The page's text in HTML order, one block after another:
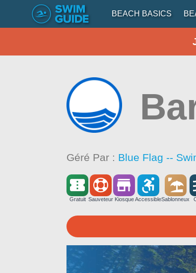
BEACH BASICS
Géré Par : Blue Flag --
Gratuit Sauveteur Kiosque AccessibleSablonneux